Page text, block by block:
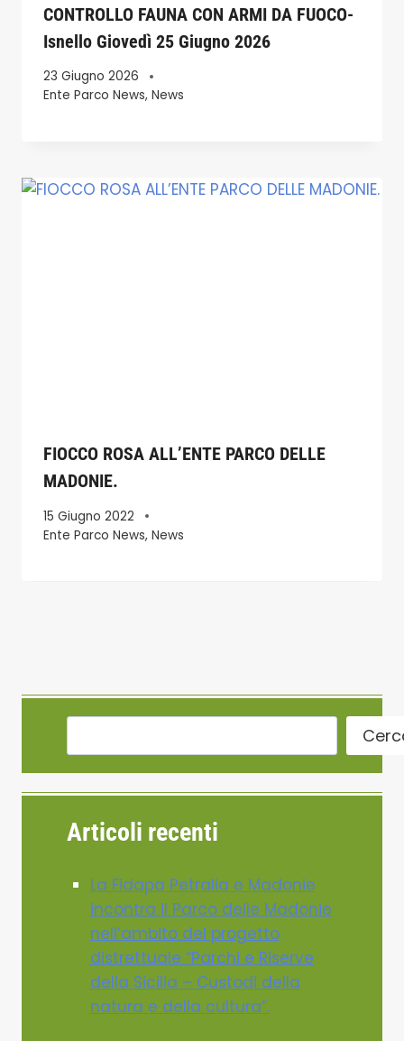
CONTROLLO FAUNA CON ARMI DA FUOCO-
Isnello Giovedì 25 Giugno 2026
23 Giugno 2026
Ente Parco News, News
FIOCCO ROSA ALL’ENTE PARCO DELLE
MADONIE.
15 Giugno 2022
Ente Parco News, News
Articoli recenti
La Fidapa Petralia e Madonie
incontra il Parco delle Madonie
nell’ambito del progetto
distrettuale “Parchi e Riserve
della Sicilia – Custodi della
natura e della cultura”.